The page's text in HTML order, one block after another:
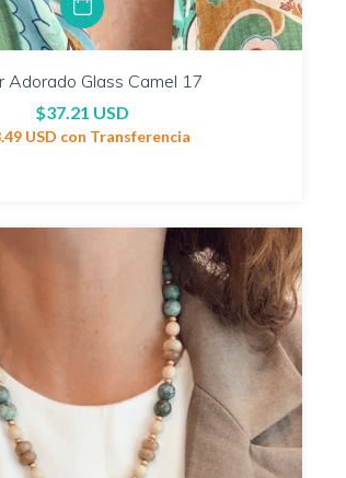
Adorado Glass Camel 17
$37.21 USD
USD con Transferencia